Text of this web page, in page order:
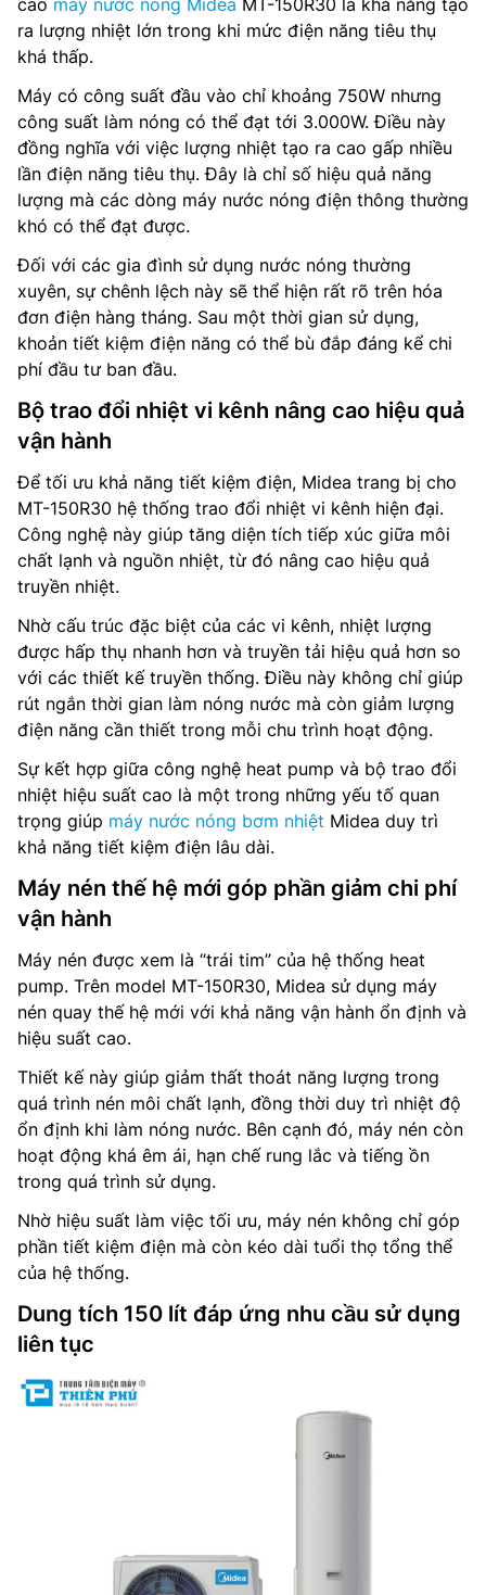
cao máy nước nóng Midea MT-150R30 là khả năng tạo
ra lượng nhiệt lớn trong khi mức điện năng tiêu thụ
khá thấp.
Máy có công suất đầu vào chỉ khoảng 750W nhưng
công suất làm nóng có thể đạt tới 3.000W. Điều này
đồng nghĩa với việc lượng nhiệt tạo ra cao gấp nhiều
lần điện năng tiêu thụ. Đây là chỉ số hiệu quả năng
lượng mà các dòng máy nước nóng điện thông thường
khó có thể đạt được.
Đối với các gia đình sử dụng nước nóng thường
xuyên, sự chênh lệch này sẽ thể hiện rất rõ trên hóa
đơn điện hàng tháng. Sau một thời gian sử dụng,
khoản tiết kiệm điện năng có thể bù đắp đáng kể chi
phí đầu tư ban đầu.
Bộ trao đổi nhiệt vi kênh nâng cao hiệu quả
vận hành
Để tối ưu khả năng tiết kiệm điện, Midea trang bị cho
MT-150R30 hệ thống trao đổi nhiệt vi kênh hiện đại.
Công nghệ này giúp tăng diện tích tiếp xúc giữa môi
chất lạnh và nguồn nhiệt, từ đó nâng cao hiệu quả
truyền nhiệt.
Nhờ cấu trúc đặc biệt của các vi kênh, nhiệt lượng
được hấp thụ nhanh hơn và truyền tải hiệu quả hơn so
với các thiết kế truyền thống. Điều này không chỉ giúp
rút ngắn thời gian làm nóng nước mà còn giảm lượng
điện năng cần thiết trong mỗi chu trình hoạt động.
Sự kết hợp giữa công nghệ heat pump và bộ trao đổi
nhiệt hiệu suất cao là một trong những yếu tố quan
trọng giúp máy nước nóng bơm nhiệt Midea duy trì
khả năng tiết kiệm điện lâu dài.
Máy nén thế hệ mới góp phần giảm chi phí
vận hành
Máy nén được xem là “trái tim” của hệ thống heat
pump. Trên model MT-150R30, Midea sử dụng máy
nén quay thế hệ mới với khả năng vận hành ổn định và
hiệu suất cao.
Thiết kế này giúp giảm thất thoát năng lượng trong
quá trình nén môi chất lạnh, đồng thời duy trì nhiệt độ
ổn định khi làm nóng nước. Bên cạnh đó, máy nén còn
hoạt động khá êm ái, hạn chế rung lắc và tiếng ồn
trong quá trình sử dụng.
Nhờ hiệu suất làm việc tối ưu, máy nén không chỉ góp
phần tiết kiệm điện mà còn kéo dài tuổi thọ tổng thể
của hệ thống.
Dung tích 150 lít đáp ứng nhu cầu sử dụng
liên tục